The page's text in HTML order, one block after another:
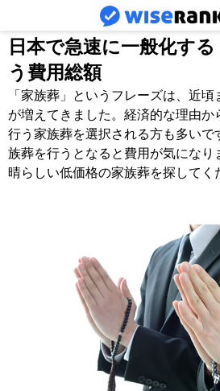
日本で急速に一般化す
う費用総額
「家族葬」というフレーズは、近
が増えてきました。経済的な理由
行う家族葬を選択される方も多いで
族葬を行うとなると費用が気にな
晴らしい低価格の家族葬を探してく